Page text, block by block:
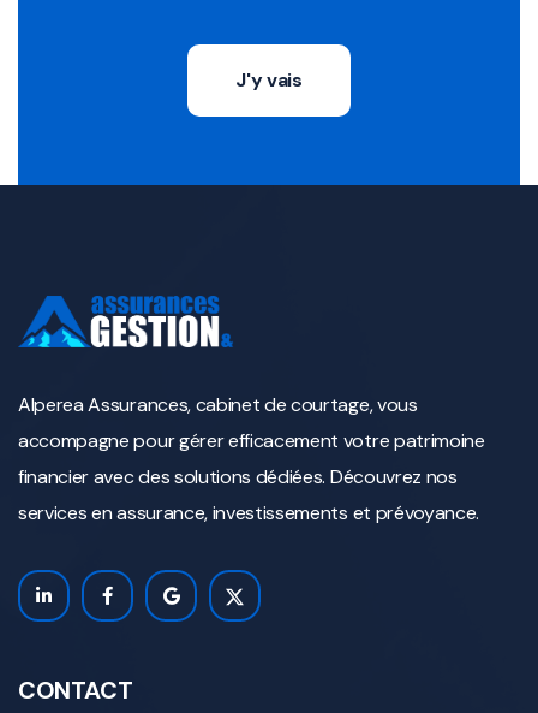
J'y vais
Alperea Assurances, cabinet de courtage, vous
accompagne pour gérer efficacement votre patrimoine
financier avec des solutions dédiées. Découvrez nos
services en assurance, investissements et prévoyance.
CONTACT